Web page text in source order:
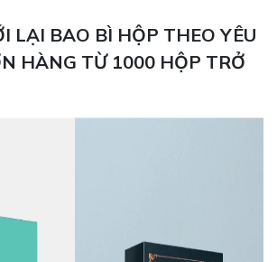
LẠI BAO BÌ HỘP THEO YÊU
HÀNG TỪ 1000 HỘP TRỞ